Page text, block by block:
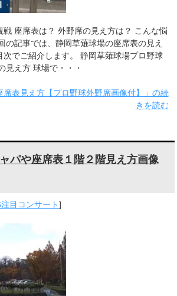
戦 座席表は？ 外野席の見え方は？ こんな悩
の記事では、静岡草薙球場の座席表の見え
次でご紹介します。 静岡草薙球場プロ野球
見え方 球場で・・・
席表見え方【プロ野球外野席画像付】」の続
きを読む
パや座席表１階２階見え方画像
目コンサート]